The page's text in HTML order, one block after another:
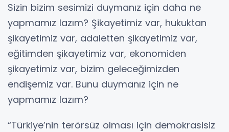
Sizin bizim sesimizi duymanız için daha ne
yapmamız lazım? Şikayetimiz var, hukuktan
şikayetimiz var, adaletten şikayetimiz var,
eğitimden şikayetimiz var, ekonomiden
şikayetimiz var, bizim geleceğimizden
endişemiz var. Bunu duymanız için ne
yapmamız lazım?
“Türkiye’nin terörsüz olması için demokrasisiz